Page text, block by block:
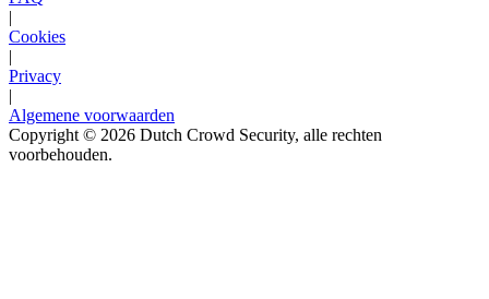
|
Cookies
|
Privacy
|
Algemene voorwaarden
Copyright © 2026 Dutch Crowd Security, alle rechten
voorbehouden.